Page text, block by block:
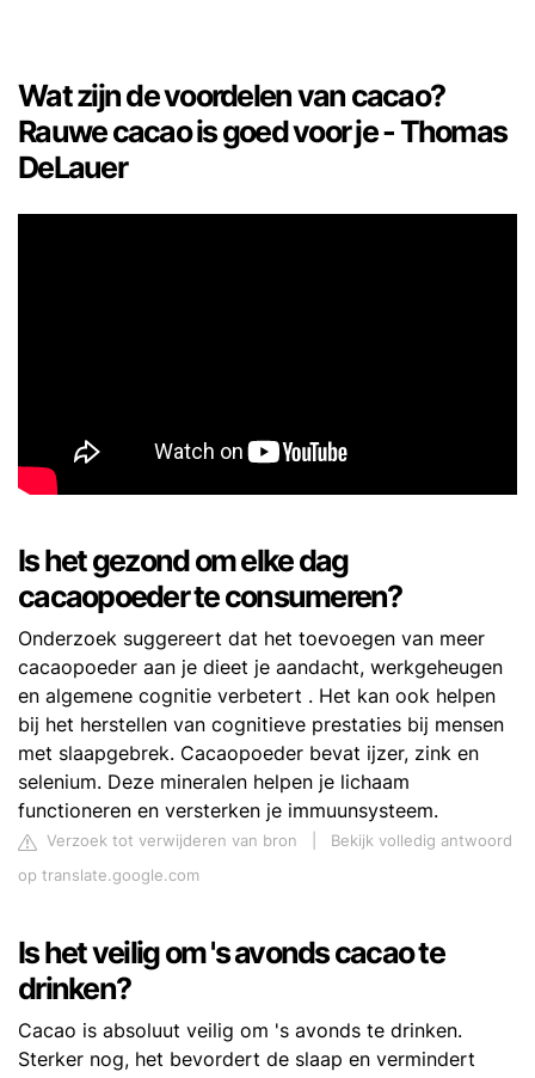
Wat zijn de voordelen van cacao?
Rauwe cacao is goed voor je - Thomas
DeLauer
Is het gezond om elke dag
cacaopoeder te consumeren?
Onderzoek suggereert dat het toevoegen van meer
cacaopoeder aan je dieet je aandacht, werkgeheugen
en algemene cognitie verbetert . Het kan ook helpen
bij het herstellen van cognitieve prestaties bij mensen
met slaapgebrek. Cacaopoeder bevat ijzer, zink en
selenium. Deze mineralen helpen je lichaam
functioneren en versterken je immuunsysteem.
Verzoek tot verwijderen van bron
Bekijk volledig antwoord
op translate.google.com
Is het veilig om 's avonds cacao te
drinken?
Cacao is absoluut veilig om 's avonds te drinken.
Sterker nog, het bevordert de slaap en vermindert